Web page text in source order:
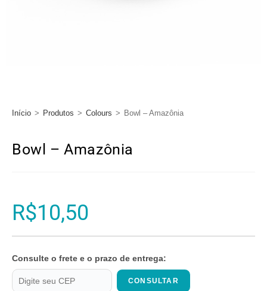
Início > Produtos > Colours > Bowl – Amazônia
Bowl – Amazônia
R$10,50
Consulte o frete e o prazo de entrega:
CONSULTAR